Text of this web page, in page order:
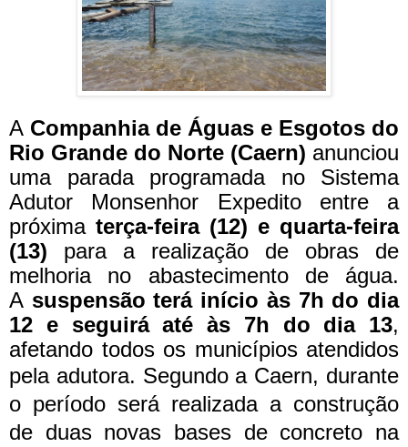
A Companhia de Águas e Esgotos do
Rio Grande do Norte (Caern) anunciou
uma parada programada no Sistema
Adutor Monsenhor Expedito entre a
próximaterça-feira (12) e quarta-feira
(13) para a realização de obras de
melhoria no abastecimento de água.
A suspensão terá início às 7h do dia
12 e seguirá até às 7h do dia 13,
afetando todos os municípios atendidos
pela adutora. Segundo a Caern, durante
o período será realizada a construção
de duas novas bases de concreto na